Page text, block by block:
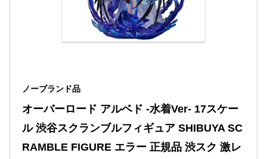
ノーブランド品
オーバーロード アルベド -水着Ver- 17スケー
ル 渋谷スクランブルフィギュア SHIBUYA SC
RAMBLE FIGURE エラー 正規品 渋スク 激レ